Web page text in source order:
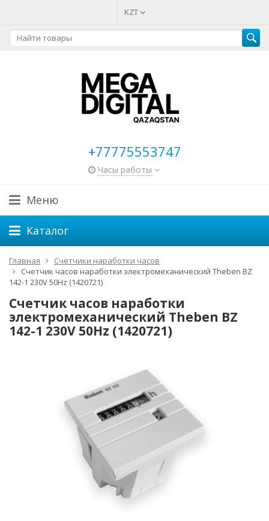
KZT
+77775553747
Часы работы
Меню
Каталог
Главная
Счетчики наработки часов
Счетчик часов наработки электромеханический Theben BZ
142-1 230V 50Hz (1420721)
Счетчик часов наработки
электромеханический Theben BZ
142-1 230V 50Hz (1420721)